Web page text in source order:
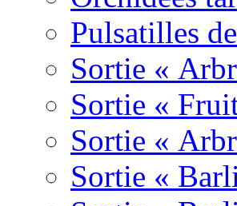
Pulsatilles
Sortie «
Sortie «
Sortie «
Sortie «